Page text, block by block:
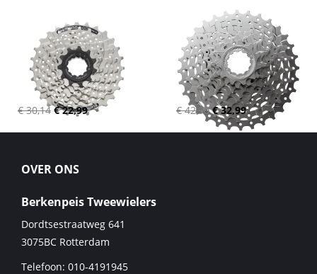
€ 30,14 € 22,99 € 42,90 € 32,99
OVER ONS
Berkenpeis Tweewielers
Dordtsestraatweg 641
3075BC Rotterdam
Telefoon: 010-4191945